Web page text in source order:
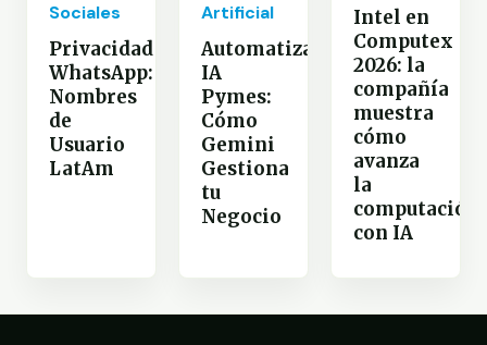
Sociales
Privacidad
WhatsApp:
Nombres
de
Usuario
LatAm
Artificial
Automatización
IA
Pymes:
Cómo
Gemini
Gestiona
tu
Negocio
Intel en
Computex
2026: la
compañía
muestra
cómo
avanza
la
computación
con IA